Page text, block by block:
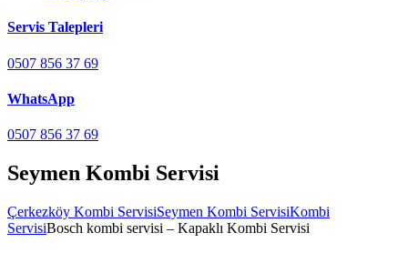
Servis Talepleri
0507 856 37 69
WhatsApp
0507 856 37 69
Seymen Kombi Servisi
Çerkezköy Kombi ServisiSeymen Kombi ServisiKombi
ServisiBosch kombi servisi – Kapaklı Kombi Servisi